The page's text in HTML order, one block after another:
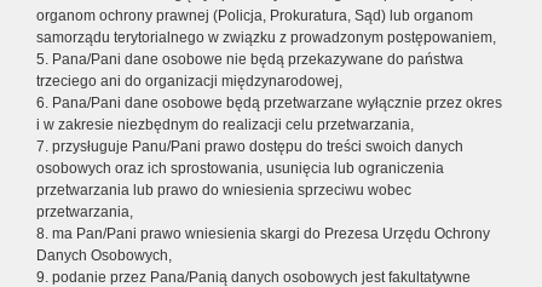
organom ochrony prawnej (Policja, Prokuratura, Sąd) lub organom
samorządu terytorialnego w związku z prowadzonym postępowaniem,
5. Pana/Pani dane osobowe nie będą przekazywane do państwa
trzeciego ani do organizacji międzynarodowej,
6. Pana/Pani dane osobowe będą przetwarzane wyłącznie przez okres
i w zakresie niezbędnym do realizacji celu przetwarzania,
7. przysługuje Panu/Pani prawo dostępu do treści swoich danych
osobowych oraz ich sprostowania, usunięcia lub ograniczenia
przetwarzania lub prawo do wniesienia sprzeciwu wobec
przetwarzania,
8. ma Pan/Pani prawo wniesienia skargi do Prezesa Urzędu Ochrony
Danych Osobowych,
9. podanie przez Pana/Panią danych osobowych jest fakultatywne